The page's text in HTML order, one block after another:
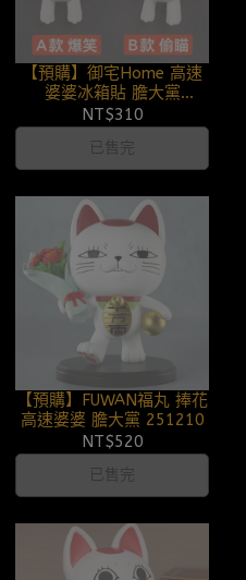
【預購】御宅Home 高速
婆婆冰箱貼 膽大黨
251211
NT$310
已售完
【預購】FUWAN福丸 捧花
高速婆婆 膽大黨 251210
NT$520
已售完